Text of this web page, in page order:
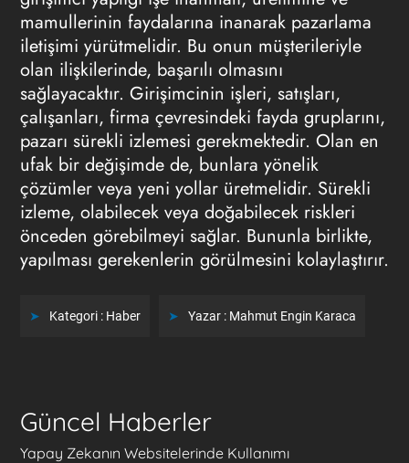
mamullerinin faydalarına inanarak pazarlama
iletişimi yürütmelidir. Bu onun müşterileriyle
olan ilişkilerinde, başarılı olmasını
sağlayacaktır. Girişimcinin işleri, satışları,
çalışanları, firma çevresindeki fayda gruplarını,
pazarı sürekli izlemesi gerekmektedir. Olan en
ufak bir değişimde de, bunlara yönelik
çözümler veya yeni yollar üretmelidir. Sürekli
izleme, olabilecek veya doğabilecek riskleri
önceden görebilmeyi sağlar. Bununla birlikte,
yapılması gerekenlerin görülmesini kolaylaştırır.
Kategori : Haber Yazar : Mahmut Engin Karaca
Güncel Haberler
Yapay Zekanın Websitelerinde Kullanımı